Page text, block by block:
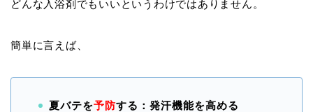
どんな入浴剤でもいいというわけではありません。
簡単に言えば、
夏バテを予防する：発汗機能を高める